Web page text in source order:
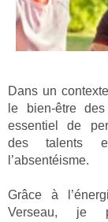
Dans un
le bien-être
essentiel de
des talents
l’absentéisme.
Grâce à
Verseau, je